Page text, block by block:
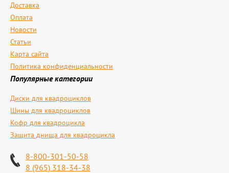
Доставка
Оплата
Новости
Статьи
Карта сайта
Политика конфиденциальности
Популярные категории
Диски для квадроциклов
Шины для квадроциклов
Кофр для квадроцикла
Защита днища для квадроцикла
8-800-301-50-58
8 (965) 318-34-38